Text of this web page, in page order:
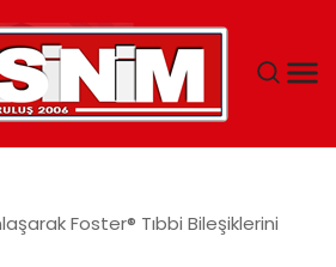
Foster® Tıbbi Bileşiklerini